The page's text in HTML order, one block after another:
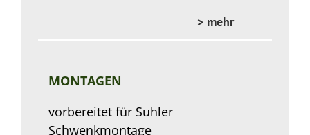
> mehr
MONTAGEN
vorbereitet für Suhler
Schwenkmontage